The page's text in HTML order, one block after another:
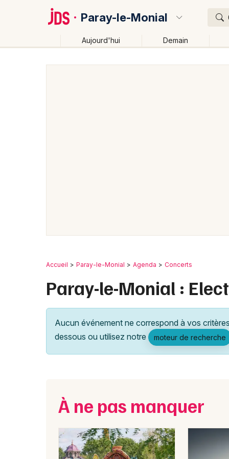
Paray-le-Monial
Aujourd'hui Demain
Accueil Paray-le-Monial Agenda Concerts
Paray-le-Monial :
Aucun événement ne correspond à vos
dessous ou utilisez notre
moteur de recherche
À ne pas manquer